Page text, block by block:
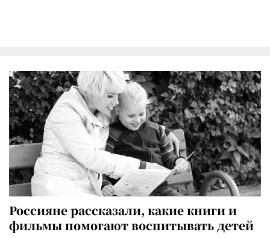
Россияне рассказали, какие книги и
фильмы помогают воспитывать детей